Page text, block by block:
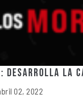
Desarrolla la
02, 2022